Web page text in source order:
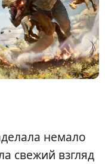
немало
свежий взгляд